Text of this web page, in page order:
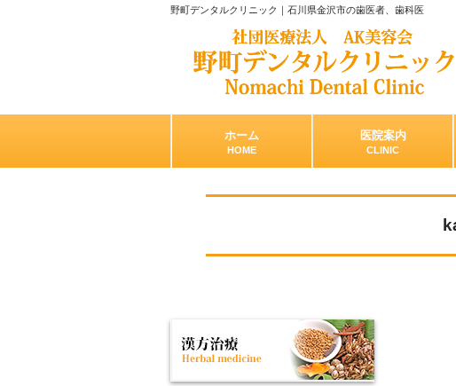
野町デンタルクリニック｜石川県金沢市の歯医者、歯科医
ホーム
HOME
医院案内
CLINIC